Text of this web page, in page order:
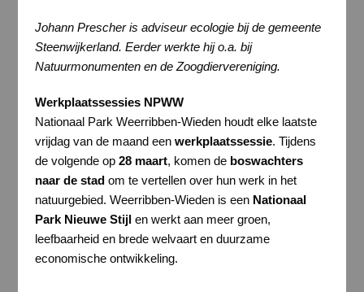
Johann Prescher is adviseur ecologie bij de gemeente
Steenwijkerland. Eerder werkte hij o.a. bij
Natuurmonumenten en de Zoogdiervereniging.
Werkplaatssessies NPWW
Nationaal Park Weerribben-Wieden houdt elke laatste
vrijdag van de maand een werkplaatssessie. Tijdens
de volgende op 28 maart, komen de boswachters
naar de stadom te vertellen over hun werk in het
natuurgebied. Weerribben-Wieden is een Nationaal
Park Nieuwe Stijlen werkt aan meer groen,
leefbaarheid en brede welvaart en duurzame
economische ontwikkeling.